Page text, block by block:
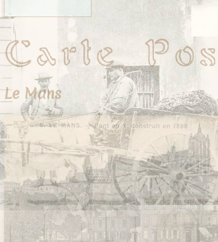
Le Mans
39 cartes